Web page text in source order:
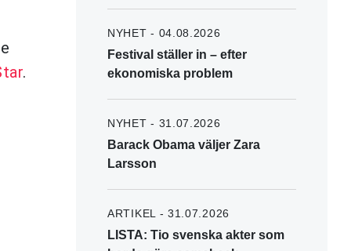
.
NYHET - 04.08.2026
Festival ställer in – efter
ekonomiska problem
NYHET - 31.07.2026
Barack Obama väljer Zara
Larsson
ARTIKEL - 31.07.2026
LISTA: Tio svenska akter som